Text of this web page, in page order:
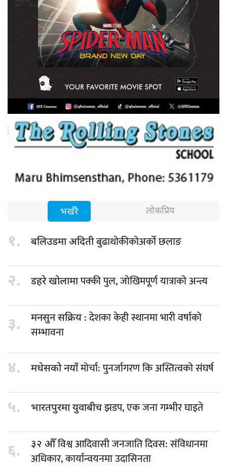
भर्खरै लोकप्रिय
१. बलिउडमा अदितीबुढाथोकीकोअर्को छलाङ
२. डहरे खोलामापक्की पुल, जोखिमपूर्ण यात्राको अन्त्य
३. मनसुन सक्रिय: देशका केही स्थानमा भारी वर्षाको
सम्भावना
४. मधेसको नयाँमोर्चा: पुनर्जागरण कि अस्तित्वको संघर्ष
५. भारतपुरमा युवाबीचझडप, एक जना गम्भीर घाइते
६. ३२ औँविश्व आदिवासी जनजाति दिवस: संविधानमा
अधिकार, कार्यान्वयनमा उदासिनता